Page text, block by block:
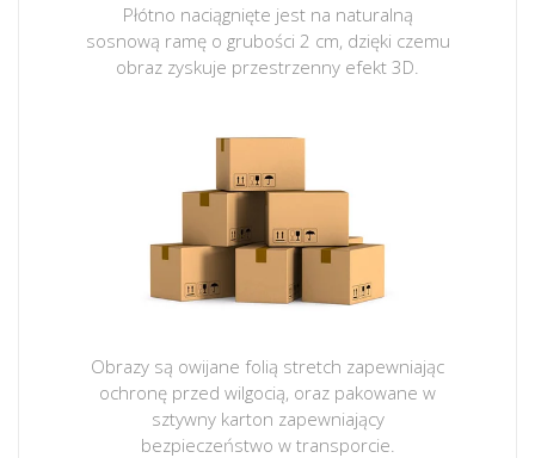
Płótno naciągnięte jest na naturalną
sosnową ramę o grubości 2 cm, dzięki czemu
obraz zyskuje przestrzenny efekt 3D.
Obrazy są owijane folią stretch zapewniając
ochronę przed wilgocią, oraz pakowane w
sztywny karton zapewniający
bezpieczeństwo w transporcie.